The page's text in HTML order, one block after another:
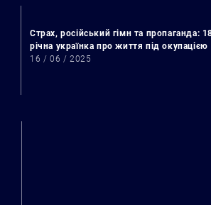
Страх, російський гімн та пропаганда:
річна українка про життя під окупацією
16 / 06 / 2025